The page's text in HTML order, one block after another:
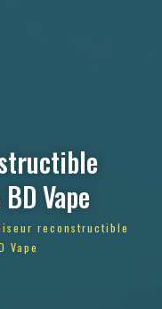
Vape
reconstructible
Vape